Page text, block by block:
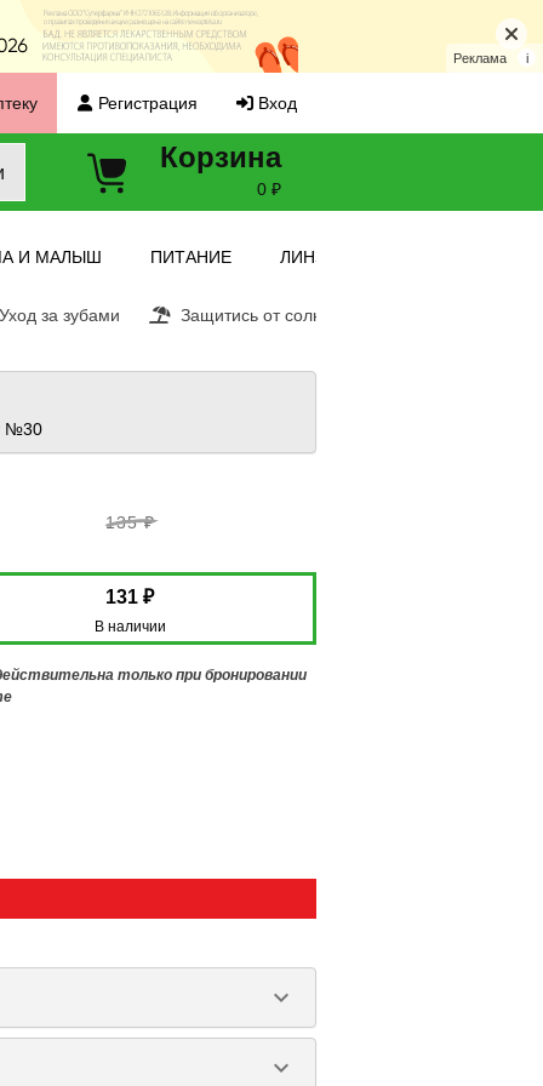
Реклама i
Регистрация Вход
Корзина
0 ₽
И МАЛЫШ ПИТАНИЕ ЛИНЗЫ
Уход за зубами Защитись от солнца
№30
135 ₽
131 ₽
В наличии
только при бронировании
keyboard_arrow_down
keyboard_arrow_down